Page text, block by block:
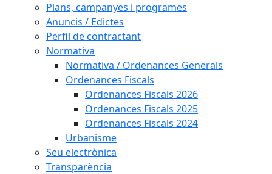
Plans, campanyes i programes
Anuncis / Edictes
Perfil de contractant
Normativa
Normativa / Ordenances Generals
Ordenances Fiscals
Ordenances Fiscals 2026
Ordenances Fiscals 2025
Ordenances Fiscals 2024
Urbanisme
Seu electrònica
Transparència